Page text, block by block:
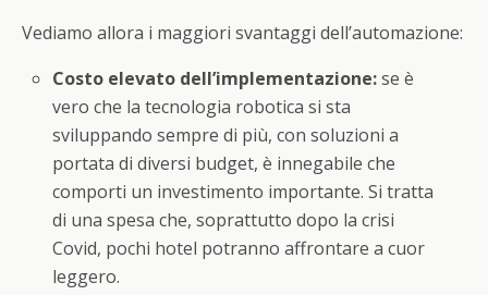
Vediamo allora i maggiori svantaggi dell’automazione:
Costo elevato dell’implementazione:se è
vero che la tecnologia robotica si sta
sviluppando sempre di più, con soluzioni a
portata di diversi budget, è innegabile che
comporti un investimento importante. Si tratta
di una spesa che, soprattutto dopo la crisi
Covid, pochi hotel potranno affrontare a cuor
leggero.